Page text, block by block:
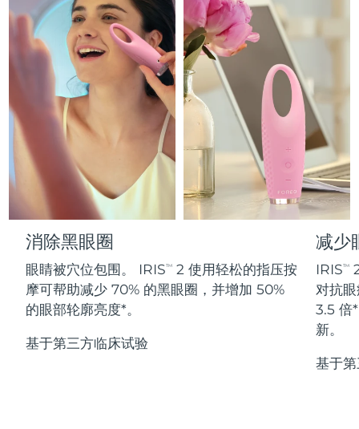
消除黑眼圈
眼睛被穴位包围。 IRISTM
2 使用轻松的指压按
摩可帮助减少 70% 的黑眼圈，并增加 50%
的眼部轮廓亮度*。
基于第三方临床试验
减少
IRISTM
对抗
3.5 倍
新。
基于
LUNA™ 设备
All facial cleansing devices
UFO™ 设备
All deep facial hydration devices
ISSA™ 设备
All silicone sonic toothbrushes
FAQ™ P1 Primer
Manuka honey primer
FAQ™护肤品
All FAQ™ skincare
FAQ™产品
All anti-aging treatments
FAQ™ 221
Anti-aging LED hand mask
FAQ™护肤品
All FAQ™ skincare
FAQ™产品
All LED treatments
FAQ™护肤品
All FAQ™ skincare
FAQ™产品
All hair treatments
FAQ™ Red Light Serum
FAQ™ skincare
All FAQ™ skincare
FAQ™ products
All toning treatments
PEACH™ 2 Pro Max
Professional IPL hair removal device
PEACH™ 2
IPL hair removal
PEACH™ 2 go
Travel-friendly IPL hair removal
PEACH™ Cooling Prep Gel
身体护理
BEAR™ 2 body
Microcurrent body toning
LUNA™ 4 body
Massaging body brush
SUPERCHARGED™ serum
Firming body serum
痘肌护理
ESPADA™ 2 plus
Recurring acne LED therapy
ESPADA™ 2
Acne treatment device
ESPADA™ Blemish Solution
眼部护理
BEAR™ 2 eyes & lips
Microcurrent line smoothing device
IRIS™ 2
Rejuvenating eye massager
毛孔护理
KIWI™ derma
Diamond microdermabrasion .
护发
LUNA™ 4 hair
2-in-1 LED scalp massager
NEW
芬兰 预计送达日期
预计送达日期8/10/26
法属波利尼西亚 预计送达日期 8/14/26
德国 预计送达日期 8/10/26
直布罗陀 预计送达日期 8/14/26
希腊 预计送达日期8/10/26
匈牙利 预计送达日期 8/10/26
8/11/26
8/8/26